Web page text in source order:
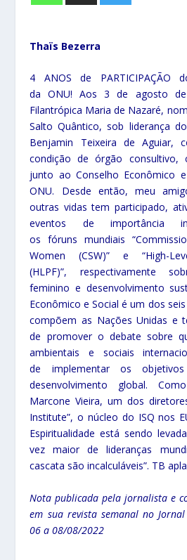
Thaïs Bezerra
4 ANOS de PARTICIPAÇÃO
da ONU! Aos 3 de agosto de
Filantrópica Maria de Nazaré,
Salto Quântico, sob liderança
Benjamin Teixeira de Aguiar,
condição de órgão consultivo,
junto ao Conselho Econômico e
ONU. Desde então, meu
outras vidas tem participado,
eventos de importância
os fóruns mundiais
Women (CSW)” e “High-
(HLPF)”, respectivamente
feminino e desenvolvimento
Econômico e Social é um dos
compõem as Nações Unidas e
de promover o debate sobre
ambientais e sociais
de implementar os
desenvolvimento global.
Marcone Vieira, um dos
Institute”, o núcleo do ISQ nos
Espiritualidade está sendo
vez maior de lideranças
cascata são incalculáveis”. TB
Nota publicada pela jornalista e
em sua revista semanal no
06 a 08/08/2022